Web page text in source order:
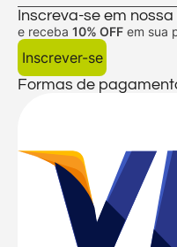
Inscreva-se em
e receba 10% OFF em sua
Inscrever-se
Formas de